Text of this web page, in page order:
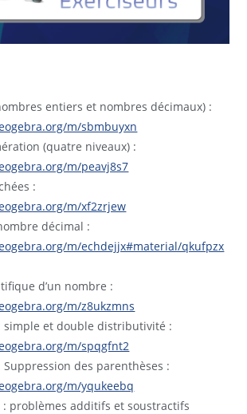
entiers et nombres décimaux) :
m/sbmbuyxn
(quatre niveaux) :
m/peavj8s7
:
m/xf2zrjew
décimal :
m/echdejjx#material/qkufpzx
d’un nombre :
m/z8ukzmns
simple et double distributivité :
m/spqgfnt2
des parenthèses :
m/yqukeebq
: problèmes additifs et soustractifs